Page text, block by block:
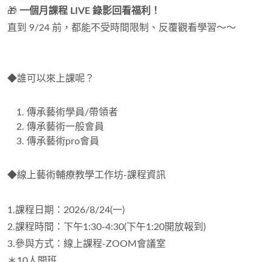
🎁 一個月課程 LIVE 錄影回看福利！
直到 9/24 前，都能不受時間限制、反覆觀看學習～～
◆誰可以來上課呢？
傳承藝術學員/帶領者
傳承藝術一般會員
傳承藝術pro會員
◆線上藝術輔療教學工作坊-課程資訊
1.課程日期：2026/8/24(一)
2.課程時間：下午1:30-4:30(下午1:20開放報到)
3.參與方式：線上課程-ZOOM會議室